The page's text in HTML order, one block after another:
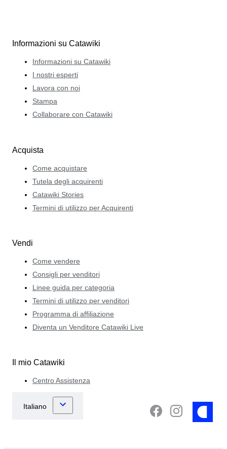
Informazioni su Catawiki
Informazioni su Catawiki
I nostri esperti
Lavora con noi
Stampa
Collaborare con Catawiki
Acquista
Come acquistare
Tutela degli acquirenti
Catawiki Stories
Termini di utilizzo per Acquirenti
Vendi
Come vendere
Consigli per venditori
Linee guida per categoria
Termini di utilizzo per venditori
Programma di affiliazione
Diventa un Venditore Catawiki Live
Il mio Catawiki
Centro Assistenza